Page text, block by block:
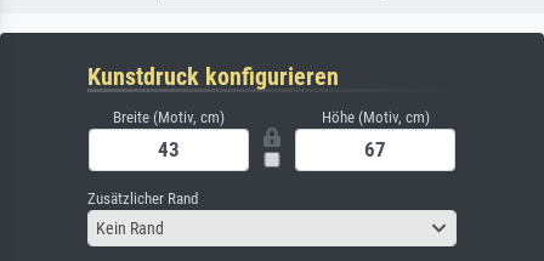
Kunstdruck konfigurieren
Breite (Motiv, cm) Höhe (Motiv, cm)
Zusätzlicher Rand
Kein Rand